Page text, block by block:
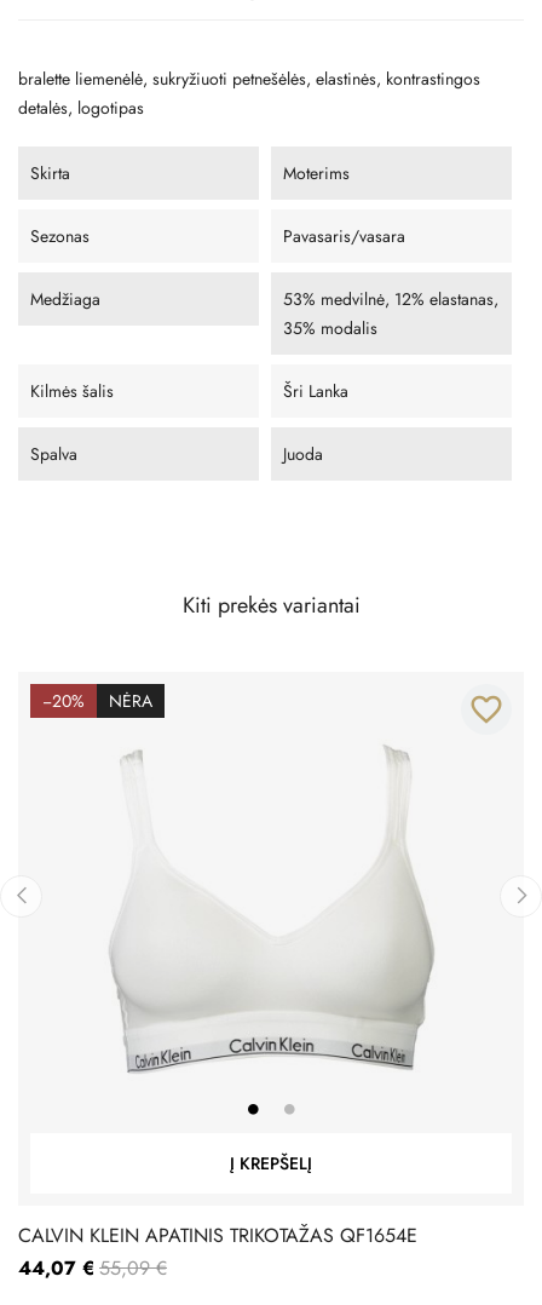
bralette liemenėlė, sukryžiuoti petnešėlės, elastinės, kontrastingos
detalės, logotipas
Skirta Moterims
Sezonas Pavasaris/vasara
Medžiaga
53% medvilnė, 12% elastanas,
35% modalis
Kilmės šalis Šri Lanka
Spalva Juoda
Kiti prekės variantai
−20% NĖRA
Į KREPŠELĮ
favorite_border
CALVIN KLEIN APATINIS TRIKOTAŽAS QF1654E
44,07 € 55,09 €